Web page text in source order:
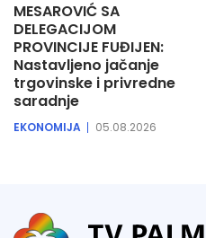
MESAROVIĆ SA
DELEGACIJOM
PROVINCIJE FUĐIJEN:
Nastavljeno jačanje
trgovinske i privredne
saradnje
EKONOMIJA 05.08.2026